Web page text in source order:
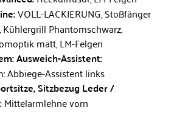
VOLL-LACKIERUNG, Stoßfänger
Kühlergrill Phantomschwarz,
matt, LM-Felgen
Ausweich-Assistent:
Abbiege-Assistent links
Sitzbezug Leder /
Mittelarmlehne vorn